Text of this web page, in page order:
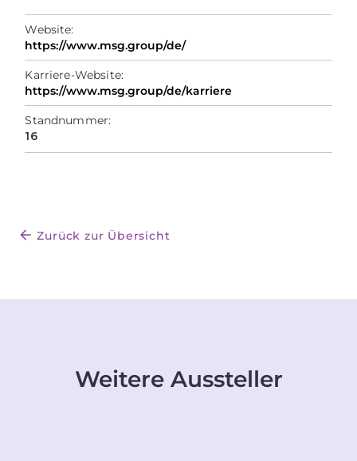
Website:
https://www.msg.group/de/
Karriere-Website:
https://www.msg.group/de/karriere
Standnummer:
16
Zurück zur Übersicht
Weitere Aussteller